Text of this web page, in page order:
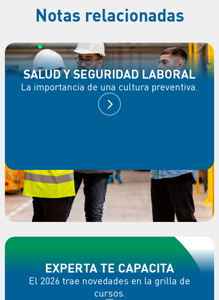
Notas relacionadas
SALUD Y SEGURIDAD LABORAL
La importancia de una cultura preventiva.
EXPERTA TE CAPACITA
El 2026 trae novedades en la grilla de
cursos.